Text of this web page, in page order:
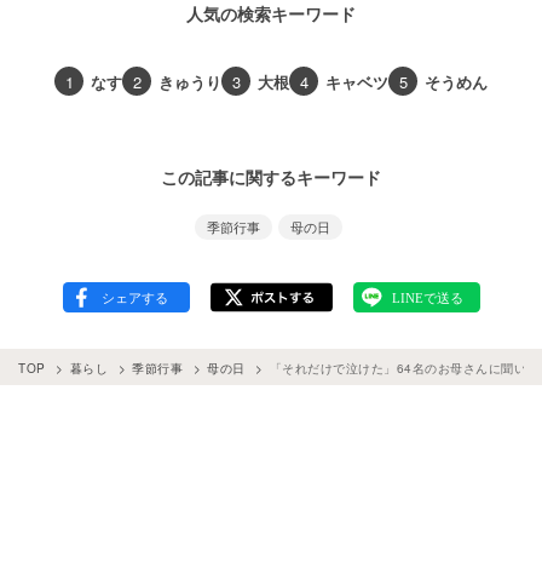
人気の検索キーワード
1 なす 2 きゅうり 3 大根 4 キャベツ 5 そうめん
この記事に関するキーワード
季節行事 母の日
TOP 暮らし 季節行事 母の日 「それだけで泣けた」64名のお母さんに聞い